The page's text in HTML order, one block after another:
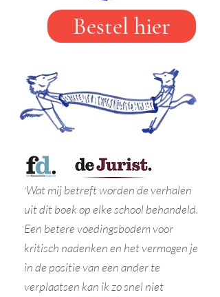
Bestel hier
'Wat mij betreft worden de verhalen
uit dit boek op elke school behandeld.
Een betere voedingsbodem voor
kritisch nadenken en het vermogen je
in de positie van een ander te
verplaatsen kan ik zo snel niet